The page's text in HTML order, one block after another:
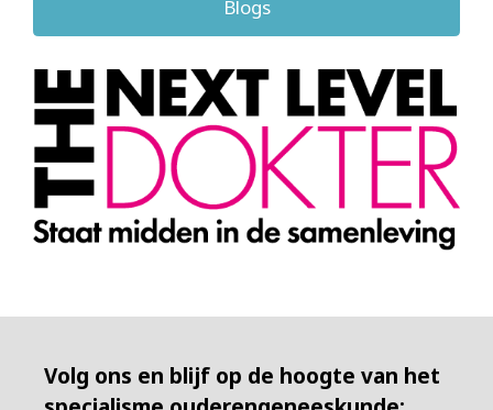
Blogs
Volg ons en blijf op de hoogte van het